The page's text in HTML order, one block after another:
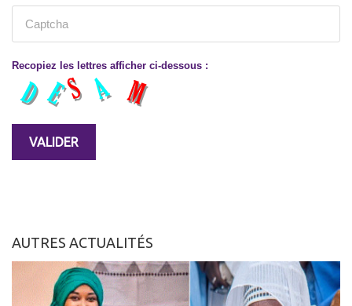
Recopiez les lettres afficher ci-dessous :
AUTRES ACTUALITÉS